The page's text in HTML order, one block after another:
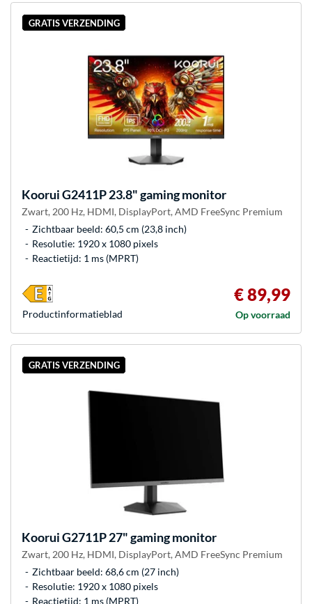
GRATIS VERZENDING
KooruiG2411P 23.8" gaming monitor
Zwart, 200 Hz, HDMI, DisplayPort, AMD FreeSync Premium
Zichtbaar beeld: 60,5 cm (23,8 inch)
Resolutie: 1920 x 1080 pixels
Reactietijd: 1 ms (MPRT)
€ 89,99
Op voorraad
Product­informatieblad
GRATIS VERZENDING
KooruiG2711P 27" gaming monitor
Zwart, 200 Hz, HDMI, DisplayPort, AMD FreeSync Premium
Zichtbaar beeld: 68,6 cm (27 inch)
Resolutie: 1920 x 1080 pixels
Reactietijd: 1 ms (MPRT)